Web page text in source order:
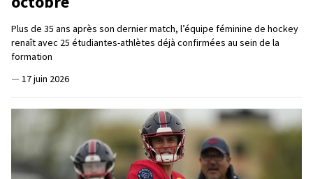
Plus de 35 ans après son dernier match, l’équipe féminine de hockey
renaît avec 25 étudiantes-athlètes déjà confirmées au sein de la
formation
— 17 juin 2026